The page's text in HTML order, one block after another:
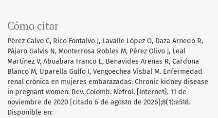
Cómo citar
Pérez Calvo C, Rico Fontalvo J, Lavalle López O, Daza Arnedo R,
Pájaro Galvis N, Monterrosa Robles M, Pérez Olivo J, Leal
Martínez V, Abuabara Franco E, Benavides Arenas R, Cardona
Blanco M, Uparella Gulfo I, Vengoechea Visbal M. Enfermedad
renal crónica en mujeres embarazadas: Chronic kidney disease
in pregnant women. Rev. Colomb. Nefrol. [Internet]. 11 de
noviembre de 2020 [citado 6 de agosto de 2026];8(1):e518.
Disponible en: